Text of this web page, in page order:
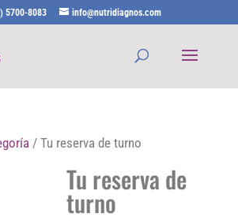
5700-8083 info@nutridiagnos.com
/ Tu reserva de turno
Tu reserva de
turno